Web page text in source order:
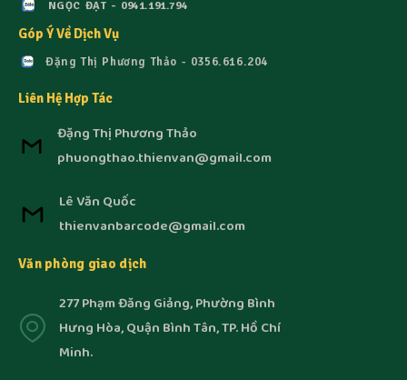
NGỌC ĐẠT - 0941.191.794
Góp Ý Về Dịch Vụ
Đặng Thị Phương Thảo - 0356.616.204
Liên Hệ Hợp Tác
Đặng Thị Phương Thảo
phuongthao.thienvan@gmail.com
Lê Văn Quốc
thienvanbarcode@gmail.com
Văn phòng giao dịch
277 Phạm Đăng Giảng, Phường Bình
Hưng Hòa, Quận Bình Tân, TP. Hồ Chí
Minh.